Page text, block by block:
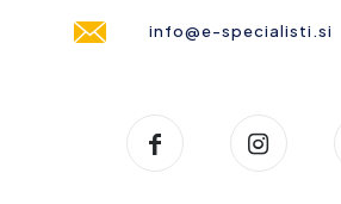
info@e-specialisti.si